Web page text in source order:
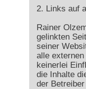
2. Links auf
Rainer
gelinkten
seiner
alle
keinerlei
die Inhalte
der